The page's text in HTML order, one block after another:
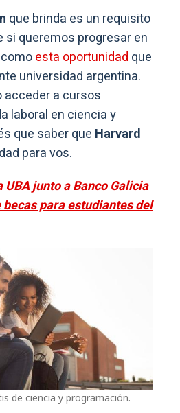
que brinda es un requisito
si queremos progresar en
comoesta oportunidadque
universidad argentina.
acceder a cursos
laboral en ciencia y
que saber que Harvard
para vos.
UBA junto a Banco Galicia
para estudiantes del
de ciencia y programación.